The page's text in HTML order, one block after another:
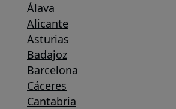
Álava
Alicante
Asturias
Badajoz
Barcelona
Cáceres
Cantabria